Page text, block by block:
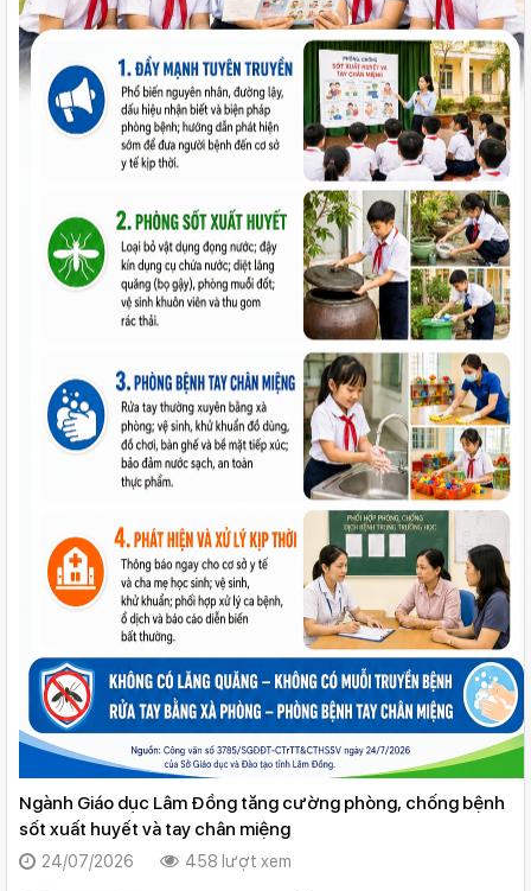
Ngành Giáo dục Lâm Đồng tăng cường phòng, chống bệnh
sốt xuất huyết và tay chân miệng
24/07/2026 458 lượt xem